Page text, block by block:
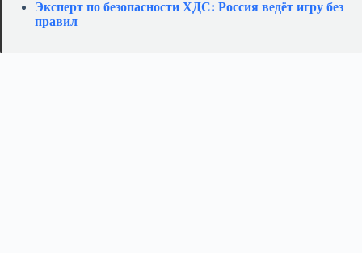
Эксперт по безопасности ХДС: Россия ведёт игру без
правил